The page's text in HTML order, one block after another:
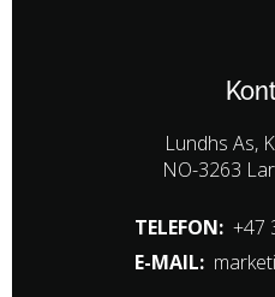
Lundhs As,
NO-3263
TELEFON: +47
E-MAIL: